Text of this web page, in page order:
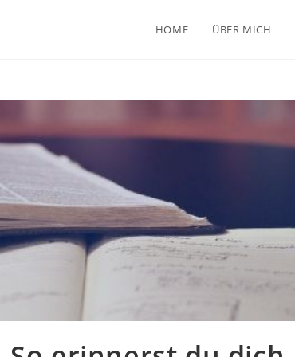
HOME ÜBER MICH